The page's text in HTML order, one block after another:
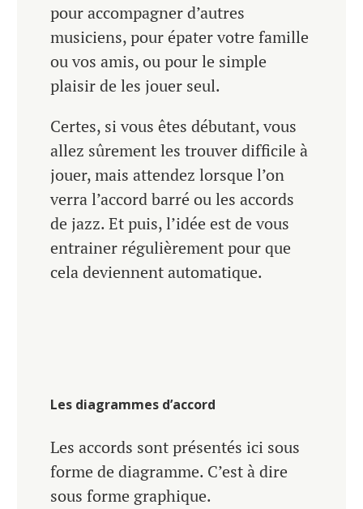
pour accompagner d’autres
musiciens, pour épater votre famille
ou vos amis, ou pour le simple
plaisir de les jouer seul.
Certes, si vous êtes débutant, vous
allez sûrement les trouver difficile à
jouer, mais attendez lorsque l’on
verra l’accord barré ou les accords
de jazz. Et puis, l’idée est de vous
entrainer régulièrement pour que
cela deviennent automatique.
Les diagrammes d’accord
Les accords sont présentés ici sous
forme de diagramme. C’est à dire
sous forme graphique.